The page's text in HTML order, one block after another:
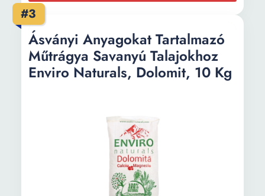
#3
Ásványi Anyagokat Tartalmazó
Műtrágya Savanyú Talajokhoz
Enviro Naturals, Dolomit, 10 Kg